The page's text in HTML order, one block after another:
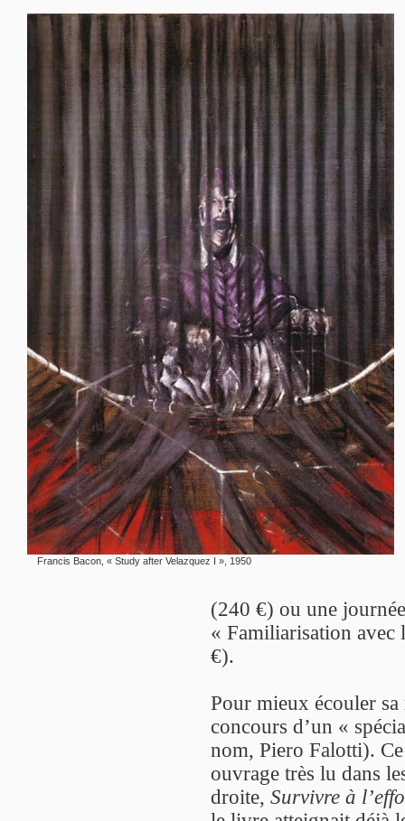
Francis Bacon, « Study after Velazquez I », 1950
(240 €) ou une
« Familiarisation avec
€).
Pour mieux écouler sa
concours d’un «
nom, Piero Falotti).
ouvrage très lu dans
droite, Survivre à